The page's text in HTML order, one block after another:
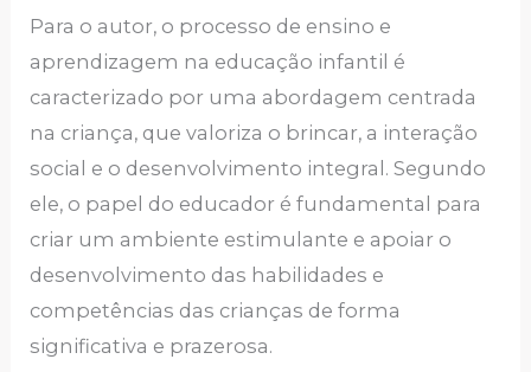
Para o autor, o processo de ensino e
aprendizagem na educação infantil é
caracterizado por uma abordagem centrada
na criança, que valoriza o brincar, a interação
social e o desenvolvimento integral. Segundo
ele, o papel do educador é fundamental para
criar um ambiente estimulante e apoiar o
desenvolvimento das habilidades e
competências das crianças de forma
significativa e prazerosa.